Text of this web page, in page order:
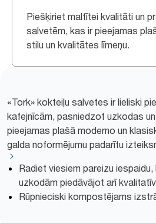
Piešķiriet maltītei kvalitāti un
salvetēm, kas ir pieejamas
stilu un kvalitātes līmeņu.
«Tork» kokteiļu salvetes ir lieliski
kafejnīcām, pasniedzot uzkodas
pieejamas plašā moderno un
galda noformējumu padarītu
Radiet viesiem pareizu
uzkodām piedāvājot arī
Rūpnieciski kompostējams